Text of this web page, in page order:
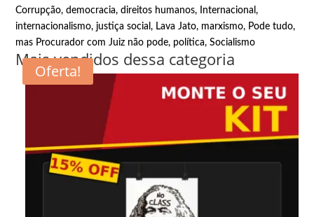
Corrupção,democracia,direitos humanos, Internacional,
internacionalismo,justiça social, Lava Jato, marxismo, Pode tudo,
mas Procurador com Juiz não pode, política,Socialismo
Mais vendidos dessa categoria
Oferta!